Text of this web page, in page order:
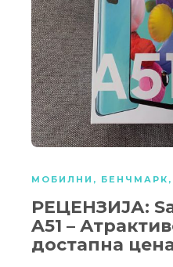
МОБИЛНИ , БЕНЧМАРК ,
РЕЦЕНЗИЈА:
A51 –
достапна